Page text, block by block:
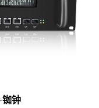
铷钟